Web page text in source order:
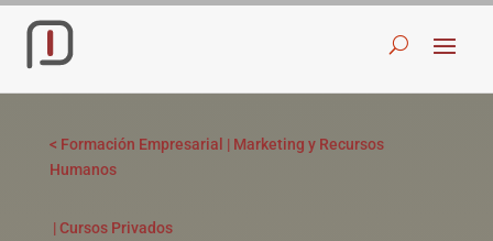
< Formación Empresarial | Marketing y Recursos
Humanos
|Cursos Privados